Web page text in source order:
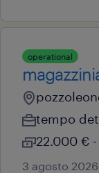
operational
tempo
22.000 €
3 agosto 2026